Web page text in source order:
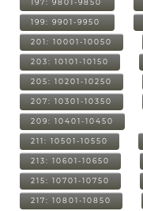
197: 9801-9850
199: 9901-9950
201: 10001-10050
203: 10101-10150
205: 10201-10250
207: 10301-10350
209: 10401-10450
211: 10501-10550
213: 10601-10650
215: 10701-10750
217: 10801-10850